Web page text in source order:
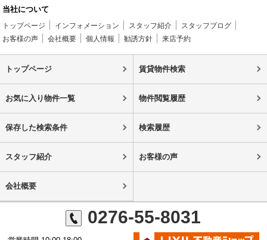
当社について
トップページ インフォメーション スタッフ紹介
スタッフブログ
お客様の声
会社概要 個人情報 勧誘方針 来店予約
トップページ 賃貸物件検索
お気に入り物件一覧 物件閲覧履歴
保存した検索条件 検索履歴
スタッフ紹介 お客様の声
会社概要
0276-55-8031